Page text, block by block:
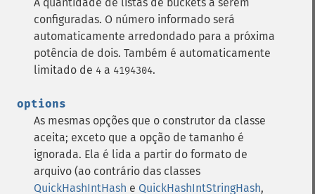
configuradas. O número informado será
automaticamente arredondado para a próxima
potência de dois. Também é automaticamente
limitado de 4 a 4194304.
options
As mesmas opções que o construtor da classe
aceita; exceto que a opção de tamanho é
ignorada. Ela é lida a partir do formato de
arquivo (ao contrário das classes
QuickHashIntHash e QuickHashIntStringHash,